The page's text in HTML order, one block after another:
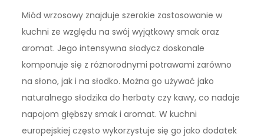
Miód wrzosowy znajduje szerokie zastosowanie w
kuchni ze względu na swój wyjątkowy smak oraz
aromat. Jego intensywna słodycz doskonale
komponuje się z różnorodnymi potrawami zarówno
na słono, jak i na słodko. Można go używać jako
naturalnego słodzika do herbaty czy kawy, co nadaje
napojom głębszy smak i aromat. W kuchni
europejskiej często wykorzystuje się go jako dodatek